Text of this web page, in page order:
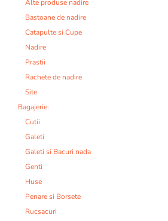
Alte produse nadire
Bastoane de nadire
Catapulte si Cupe
Nadire
Prastii
Rachete de nadire
Site
Bagajerie:
Cutii
Galeti
Galeti si Bacuri nada
Genti
Huse
Penare si Borsete
Rucsacuri